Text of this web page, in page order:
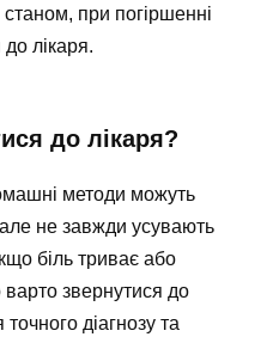
при погіршенні
лікаря.
до лікаря?
методи можуть
не завжди усувають
біль триває або
варто звернутися до
діагнозу та